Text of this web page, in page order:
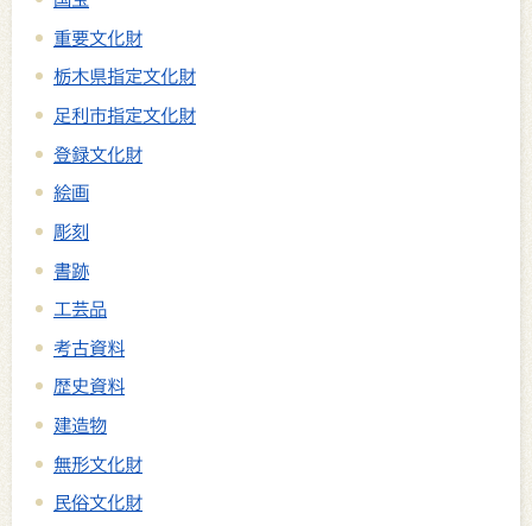
重要文化財
栃木県指定文化財
足利市指定文化財
登録文化財
絵画
彫刻
書跡
工芸品
考古資料
歴史資料
建造物
無形文化財
民俗文化財